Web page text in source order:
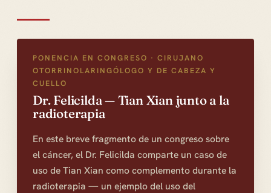
PONENCIA EN CONGRESO · CIRUJANO
OTORRINOLARINGÓLOGO Y DE CABEZA Y
CUELLO
Dr. Felicilda — Tian Xian junto a la
radioterapia
En este breve fragmento de un congreso sobre
el cáncer, el Dr. Felicilda comparte un caso de
uso de Tian Xian como complemento durante la
radioterapia — un ejemplo del uso del